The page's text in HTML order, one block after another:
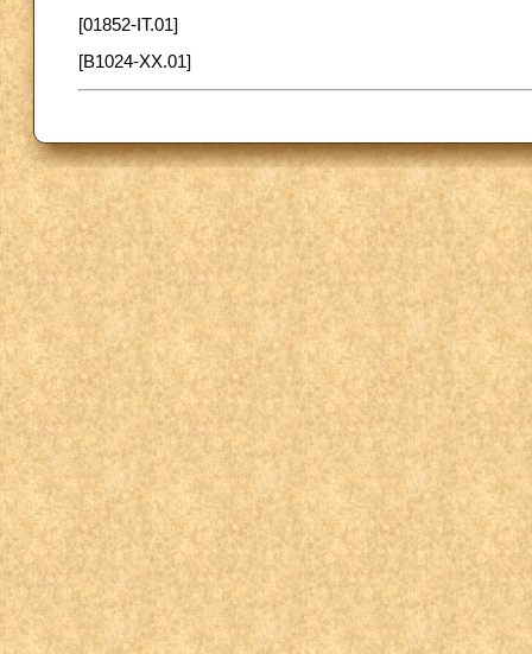
[01852-IT.01]
[B1024-XX.01]